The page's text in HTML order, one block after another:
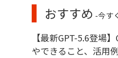
おすすめ -今す
【最新GPT-5.6登場
やできること、活用